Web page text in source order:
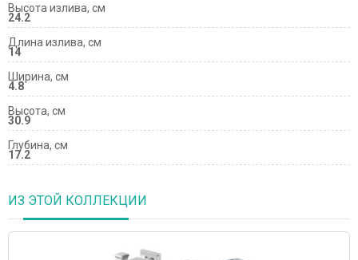
Высота излива, см
24.2
Длина излива, см
14
Ширина, см
4.8
Высота, см
30.9
Глубина, см
17.2
ИЗ ЭТОЙ КОЛЛЕКЦИИ